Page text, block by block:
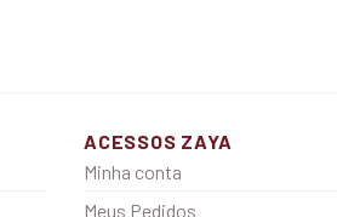
ACESSOS ZAYA
Minha conta
Meus Pedidos